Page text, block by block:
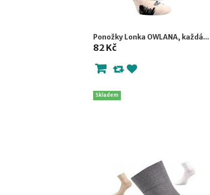
Ponožky Lonka OWLANA, každá...
82 Kč
Skladem